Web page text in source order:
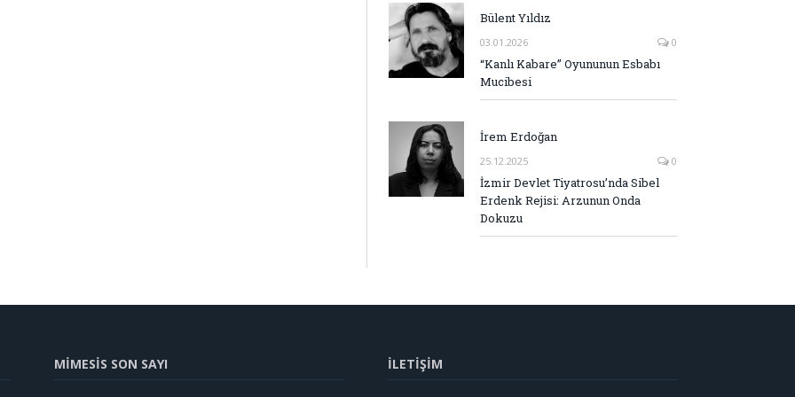
Bülent Yıldız
03.01.2026 0
“Kanlı Kabare” Oyununun Esbabı
Mucibesi
İrem Erdoğan
25.12.2025 0
İzmir Devlet Tiyatrosu’nda Sibel
Erdenk Rejisi: Arzunun Onda
Dokuzu
MİMESİS SON SAYI İLETİŞİM